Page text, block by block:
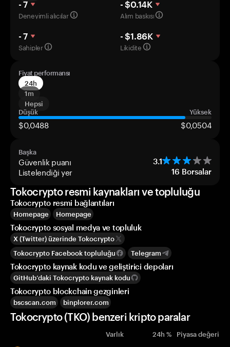
- 7
Deneyimli alıcılar
- $0.14K
Alım baskısı
- 7
Sahipler
- $1.86K
Likidite
Fiyat performansı
24h
1m
Hepsi
Düşük
Yüksek
$0,0488 $0,0504
Başka
Güvenlik puanı 3.1
Listelendiği yer 16 Borsalar
Tokocrypto resmi kaynakları ve topluluğu
Tokocrypto resmi bağlantıları
Homepage Homepage
Tokocrypto sosyal medya ve topluluk
X (Twitter) üzerinde Tokocrypto
Tokocrypto Facebook topluluğu
Telegram
Tokocrypto kaynak kodu ve geliştirici depoları
GitHub’daki Tokocrypto kaynak kodu
Tokocrypto blockchain gezginleri
bscscan.com binplorer.com
Tokocrypto (TKO) benzeri kripto paralar
Varlık 24h % Piyasa değeri